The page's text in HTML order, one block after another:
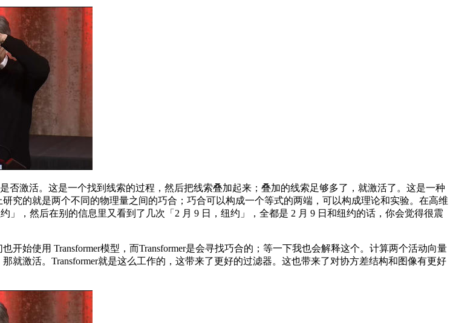
激活。这是一个找到线索的过程，然后把线索叠加起来；叠加的线索足够多了，就激活了。这是一种
究的就是两个不同的物理量之间的巧合；巧合可以构成一个等式的两端，可以构成理论和实验。在高维
，然后在别的信息里又看到了几次「2 月 9 日，纽约」，全都是 2 月 9 日和纽约的话，你会觉得很震
使用 Transformer模型，而Transformer是会寻找巧合的；等一下我也会解释这个。计算两个活动向量
激活。Transformer就是这么工作的，这带来了更好的过滤器。这也带来了对协方差结构和图像有更好